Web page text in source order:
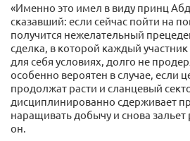
«Именно это имел в виду принц
сказавший: если сейчас пойти на
получится нежелательный
сделка, в которой каждый
для себя условиях, долго не
особенно вероятен в случае, если
продолжат расти и сланцевый
дисциплинированно сдерживает
наращивать добычу и снова
он.